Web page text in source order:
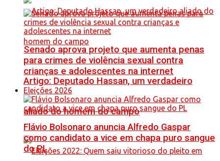
Artigo: Deputado Hassan, um verdadeiro
aliado do homem do campo
Senado aprova projeto que aumenta penas
para crimes de violência sexual contra
crianças e adolescentes na internet
Eleições 2026
Flávio Bolsonaro anuncia Alfredo Gaspar
como candidato a vice em chapa puro sangue
do PL